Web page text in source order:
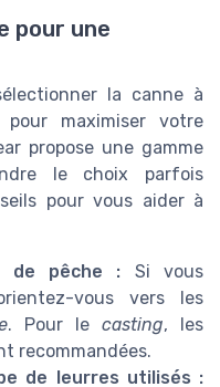
pour une
la canne à
maximiser votre
propose une gamme
le choix parfois
pour vous aider à
de pêche : Si vous
vous vers les
. Pour le casting, les
recommandées.
de leurres utilisés :